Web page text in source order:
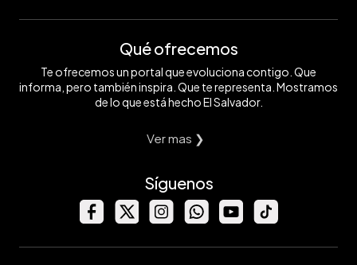
Qué ofrecemos
Te ofrecemos un portal que evoluciona contigo. Que
informa, pero también inspira. Que te representa. Mostramos
de lo que está hecho El Salvador.
Ver mas ❯
Síguenos